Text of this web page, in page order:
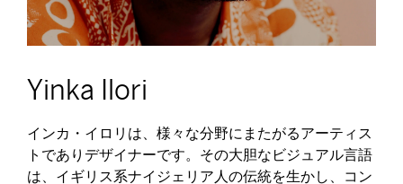
Yinka Ilori
インカ・イロリは、様々な分野にまたがるアーティス
トでありデザイナーです。その大胆なビジュアル言語
は、イギリス系ナイジェリア人の伝統を生かし、コン